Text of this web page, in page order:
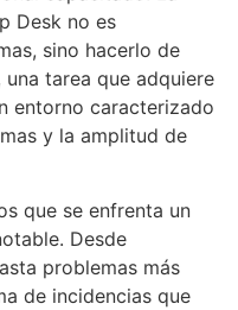
Desk no es
sino hacerlo de
tarea que adquiere
entorno caracterizado
y la amplitud de
que se enfrenta un
Desde
problemas más
de incidencias que